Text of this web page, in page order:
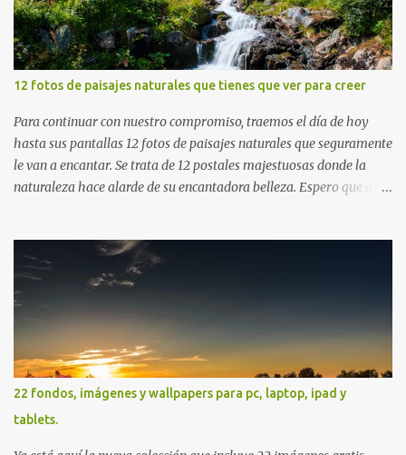
12 fotos de paisajes naturales que tienes que ver para creer
Para continuar con nuestro compromiso, traemos el día de hoy
hasta sus pantallas 12 fotos de paisajes naturales que seguramente
le van a encantar. Se trata de 12 postales majestuosas donde la
naturaleza hace alarde de su encantadora belleza. Espero que al
los ríos de agua viva, lagos, bosques y cascadas, son algunos de los
elementos que hoy acompañan a esta serie fascinante de
fotografía sobre paisajes naturales. Que tengan un feliz jueves
(imágenes con mensajes) con mis mejores deseos a través de la
distancia. Sinceramente, José Luis Ávila Herrera.
22 fondos, imágenes y wallpapers para pc, laptop, ipad y
tablets.